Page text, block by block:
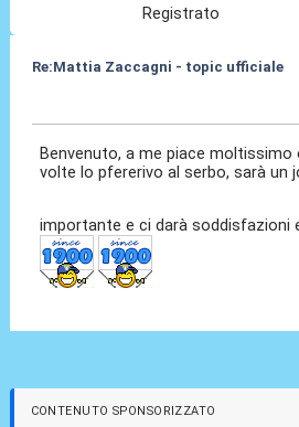
Registrato
Re:Mattia Zaccagni - topic ufficiale
Benvenuto, a me piace
volte lo pfererivo al serbo, sarà un
importante e ci darà soddisfazioni
CONTENUTO SPONSORIZZATO